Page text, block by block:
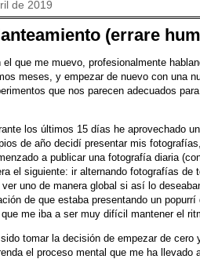
de 2019
(errare
el que me muevo, profesionalmente
meses, y empezar de nuevo con una
que nos parecen adecuados
los últimos 15 días he aprovechado
de año decidí presentar mis
a publicar una fotografía diaria
el siguiente: ir alternando fotografías
uno de manera global si así lo
de que estaba presentando un
me iba a ser muy difícil mantener el
tomar la decisión de empezar de
el proceso mental que me ha